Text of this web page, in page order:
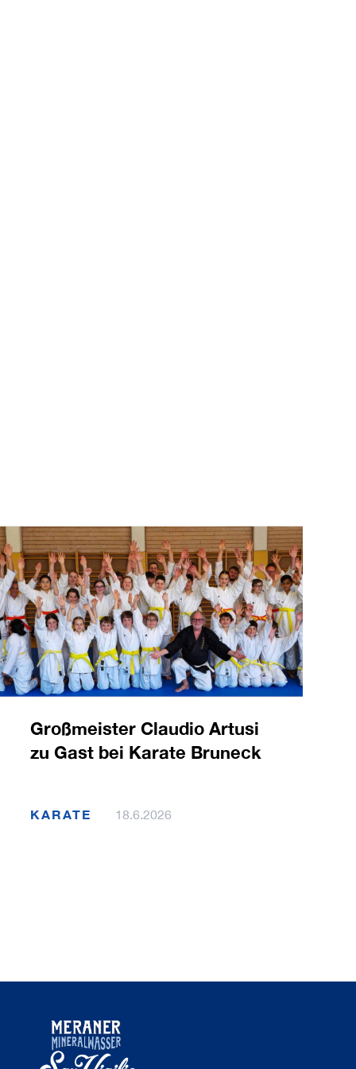
Großmeister Claudio Artusi
zu Gast bei Karate Bruneck
KARATE 18.6.2026